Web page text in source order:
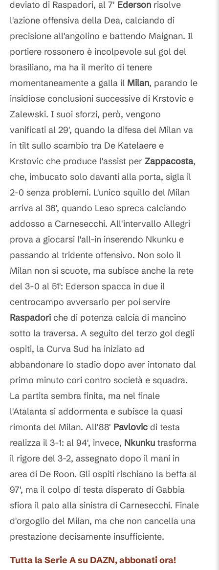
deviato di Raspadori, al 7' Ederson risolve
l'azione offensiva della Dea, calciando di
precisione all'angolino e battendo Maignan. Il
portiere rossonero è incolpevole sul gol del
brasiliano, ma ha il merito di tenere
momentaneamente a galla il Milan, parando le
insidiose conclusioni successive di Krstovic e
Zalewski. I suoi sforzi, però, vengono
vanificati al 29', quando la difesa del Milan va
in tilt sullo scambio tra De Katelaere e
Krstovic che produce l'assist per Zappacosta,
che, imbucato solo davanti alla porta, sigla il
2-0 senza problemi. L'unico squillo del Milan
arriva al 36', quando Leao spreca calciando
addosso a Carnesecchi. All'intervallo Allegri
prova a giocarsi l'all-in inserendo Nkunku e
passando al tridente offensivo. Non solo il
Milan non si scuote, ma subisce anche la rete
del 3-0 al 51': Ederson spacca in due il
centrocampo avversario per poi servire
Raspadori che di potenza calcia di mancino
sotto la traversa. A seguito del terzo gol degli
ospiti, la Curva Sud ha iniziato ad
abbandonare lo stadio dopo aver intonato dal
primo minuto cori contro società e squadra.
La partita sembra finita, ma nel finale
l'Atalanta si addormenta e subisce la quasi
rimonta del Milan. All'88' Pavlovic di testa
realizza il 3-1: al 94', invece, Nkunku trasforma
il rigore del 3-2, assegnato dopo il mani in
area di De Roon. Gli ospiti rischiano la beffa al
97', ma il colpo di testa disperato di Gabbia
sfiora il palo alla sinistra di Carnesecchi. Finale
d'orgoglio del Milan, ma che non cancella una
prestazione decisamente insufficiente.
Tutta la Serie A su DAZN, abbonati ora!